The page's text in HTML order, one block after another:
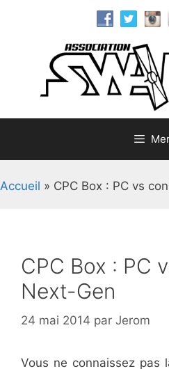
Accueil » CPC Box : PC vs
CPC Box : PC
Next-Gen
24 mai 2014 par Jerom
Vous ne connaissez pas